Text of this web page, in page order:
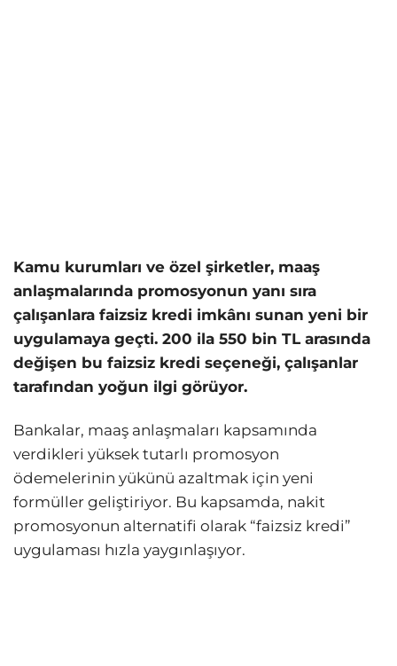
Kamu kurumları ve özel şirketler, maaş
anlaşmalarında promosyonun yanı sıra
çalışanlara faizsiz kredi imkânı sunan yeni bir
uygulamaya geçti. 200 ila 550 bin TL arasında
değişen bu faizsiz kredi seçeneği, çalışanlar
tarafından yoğun ilgi görüyor.
Bankalar, maaş anlaşmaları kapsamında
verdikleri yüksek tutarlı promosyon
ödemelerinin yükünü azaltmak için yeni
formüller geliştiriyor. Bu kapsamda, nakit
promosyonun alternatifi olarak “faizsiz kredi”
uygulaması hızla yaygınlaşıyor.